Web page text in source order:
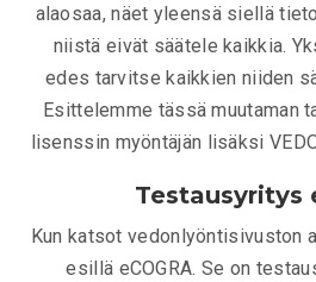
alaosaa, näet yleensä siellä
niistä eivät säätele kaikkia.
edes tarvitse kaikkien niiden
Esittelemme tässä muutaman
lisenssin myöntäjän lisäksi
Testausyritys
Kun katsot vedonlyöntisivuston
esillä eCOGRA. Se on